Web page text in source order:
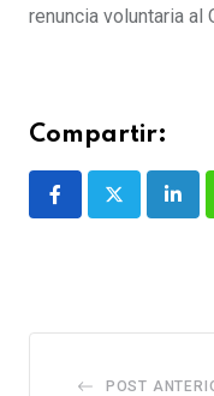
renuncia voluntaria al
Compartir:
POST